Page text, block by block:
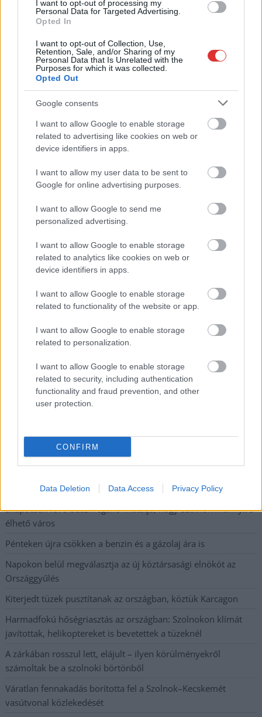
I want to opt-out of processing my
Personal Data for Targeted Advertising.
Opted In
I want to opt-out of Collection, Use,
Retention, Sale, and/or Sharing of my
Personal Data that Is Unrelated with the
Purposes for which it was collected.
Opted Out
Google consents
I want to allow Google to enable storage
related to advertising like cookies on web or
device identifiers in apps.
I want to allow my user data to be sent to
Google for online advertising purposes.
I want to allow Google to send me
personalized advertising.
I want to allow Google to enable storage
related to analytics like cookies on web or
device identifiers in apps.
I want to allow Google to enable storage
related to functionality of the website or app.
I want to allow Google to enable storage
related to personalization.
I want to allow Google to enable storage
related to security, including authentication
functionality and fraud prevention, and other
user protection.
CONFIRM
Data Deletion Data Access Privacy Policy
Már magasabb szinten is nyomoznak Szijjártó
büntetőügyében, vesztegetés miatt 3 év letöltendőt kaphat és
Problémák egész Jász-Nagykun-Szolnok megyében: egyre
több otthoni kútból fogy ki a víz
Szolnokon egy kulcsfontosságú körforgalmat részlegesen
lezárnak a napokban, a közlekedés az átlagost is meghaladó
Elromlott a biztosítóberendezés a ceglédi vasútvonalon,
alapos késések alakultak ki a menetrendhez képest,
Ön szerint hogy készül a hamisítatlan szolnoki habos isler?
Országos ellenőrzés indult a hazai akkumulátoripari
üzemekben
kiskereskedelemben
Györfi Mihály több tucat vállalkozással egyeztetett a
41 fok fölé forrósodott az ország, Szolnokon pedig egy másik
Egy telefonhívást akart, végül rendőrök vitték el a mezőtúri
A Tisza kormány minisztere újabb nagy változásokról döntött
a közoktatásban – például az iskolaigazgatók visszakapják
munkáltatói jogaikat
kapott, más fideszesek még kevesebbet vittek haza
A Szolnok megyei gazdák nagyon nem akarták a JÉGER
Csendélet 5.0: alig balesetveszélyes lépcső és remek
állapotban levő buszmegálló mutatja, hogy Szolnok mennyire
élhető város
Pénteken újra csökken a benzin és a gázolaj ára is
Napokon belül megválasztja az új köztársasági elnököt az
Országgyűlés
Kiterjedt tüzek pusztítanak az országban, köztük Karcagon
Harmadfokú hőségriasztás az országban: Szolnokon klímát
javítottak, helikoptereket is bevetettek a tüzeknél
A zárkában rosszul lett, elájult – ilyen körülményekről
számoltak be a szolnoki börtönből
Váratlan fennakadás borította fel a Szolnok–Kecskemét
vasútvonal közlekedését